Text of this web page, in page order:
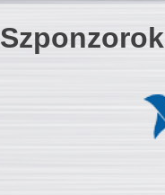
Szponzorok